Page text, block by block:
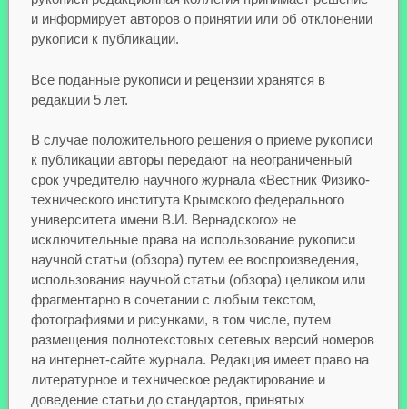
и информирует авторов о принятии или об отклонении
рукописи к публикации.
Все поданные рукописи и рецензии хранятся в
редакции 5 лет.
В случае положительного решения о приеме рукописи
к публикации авторы передают на неограниченный
срок учредителю научного журнала «Вестник Физико-
технического института Крымского федерального
университета имени В.И. Вернадского» не
исключительные права на использование рукописи
научной статьи (обзора) путем ее воспроизведения,
использования научной статьи (обзора) целиком или
фрагментарно в сочетании с любым текстом,
фотографиями и рисунками, в том числе, путем
размещения полнотекстовых сетевых версий номеров
на интернет-сайте журнала. Редакция имеет право на
литературное и техническое редактирование и
доведение статьи до стандартов, принятых